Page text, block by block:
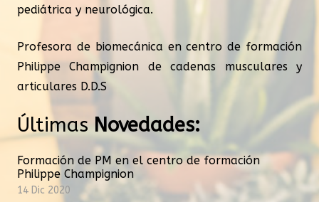
pediátrica y neurológica.
Profesora de biomecánica en centro de formación
Philippe Champignion de cadenas musculares y
articulares D.D.S
Últimas Novedades:
Formación de PM en el centro de formación
Philippe Champignion
14 Dic 2020